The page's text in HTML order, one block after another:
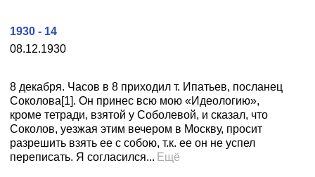
08.12.1930
1930 - 14
8 декабря. Часов в 8 приходил т. Ипатьев, посланец
Соколова[1]. Он принес всю мою «Идеологию»,
кроме тетради, взятой у Соболевой, и сказал, что
Соколов, уезжая этим вечером в Москву, просит
разрешить взять ее с собою, т.к. ее он не успел
переписать. Я согласился... Ещё